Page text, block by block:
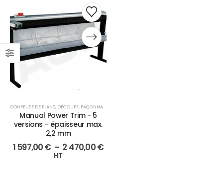
COUPEUSE DE PLANS, DÉCOUPE, FAÇONNAGE
Manual Power Trim - 5
versions - épaisseur max.
2,2 mm
1 597,00€ – 2 470,00€
HT